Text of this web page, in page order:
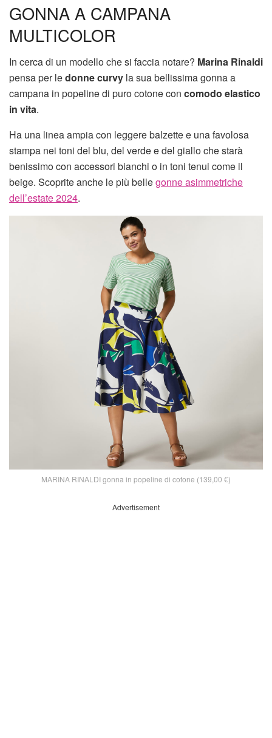
GONNA A CAMPANA
MULTICOLOR
In cerca di un modello che si faccia notare? Marina Rinaldi
pensa per ledonne curvy la sua bellissima gonna a
campana in popeline di puro cotone con comodo elastico
in vita.
Ha una linea ampia con leggere balzette e una favolosa
stampa nei toni del blu, del verde e del giallo che starà
benissimo con accessori bianchi o in toni tenui come il
beige. Scoprite anche le più bellegonne asimmetriche
dell’estate 2024.
MARINA RINALDI gonna in popeline di cotone (139,00 €)
Advertisement